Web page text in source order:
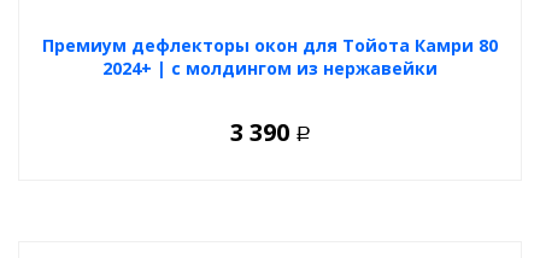
Премиум дефлекторы окон для Тойота Камри 80
2024+ | с молдингом из нержавейки
3 390 Р